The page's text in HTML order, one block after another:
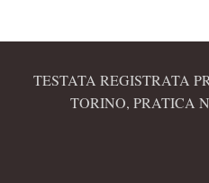
TESTATA REGISTRATA
TORINO, PRATICA